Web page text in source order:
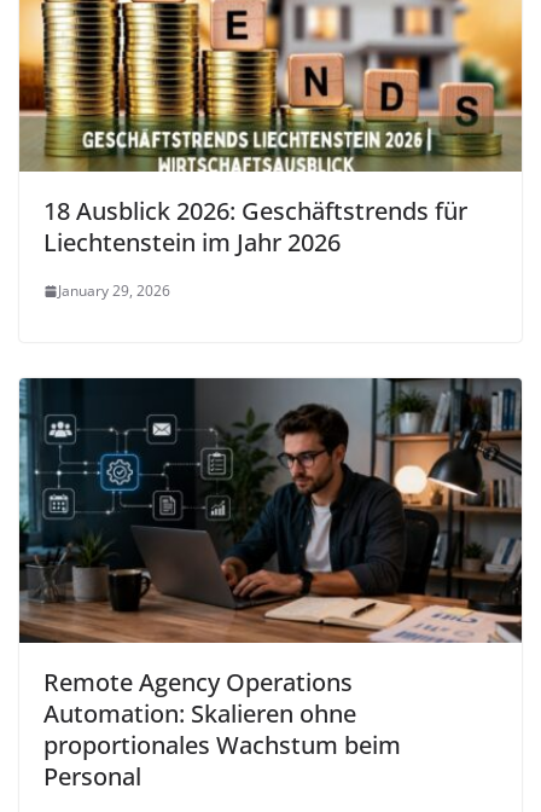
18 Ausblick 2026: Geschäftstrends für
Liechtenstein im Jahr 2026
January 29, 2026
Remote Agency Operations
Automation: Skalieren ohne
proportionales Wachstum beim
Personal